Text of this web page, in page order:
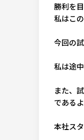
勝利を
私はこ
今回の
私は途
また、
である
本社ス